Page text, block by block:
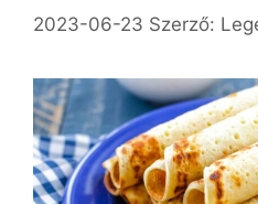
2023-06-23 Szerző: